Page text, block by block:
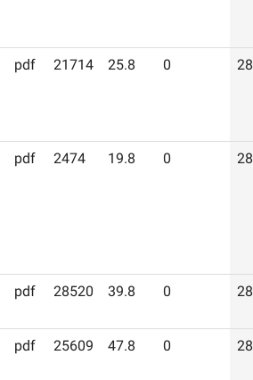
pdf 21714 25.8 0 28
pdf 2474 19.8 0 28
pdf 28520 39.8 0 28
pdf 25609 47.8 0 28